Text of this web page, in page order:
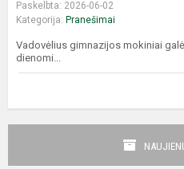
Paskelbta: 2026-06-02
Kategorija: Pranešimai
Vadovėlius gimnazijos mokiniai
dienomi...